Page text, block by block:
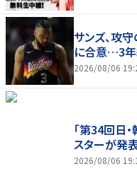
サンズ、攻
に合意…3
2026/08/06
「第34回日
スターが発
2026/08/06